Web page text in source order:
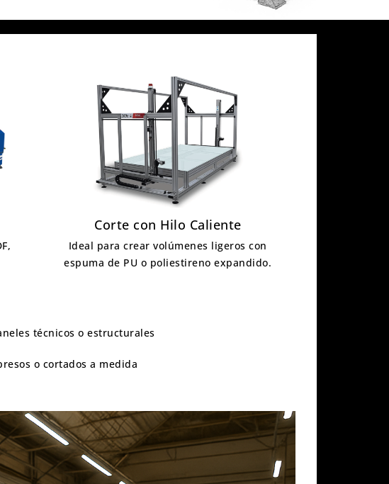
Corte con Hilo Caliente
Ideal para crear volúmenes ligeros con
espuma de PU o poliestireno expandido.
técnicos o estructurales
o cortados a medida